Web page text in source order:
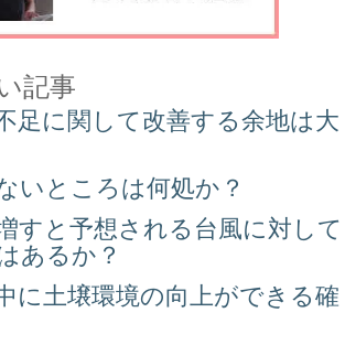
記事
足に関して改善する余地は大
いところは何処か？
すと予想される台風に対して
あるか？
に土壌環境の向上ができる確